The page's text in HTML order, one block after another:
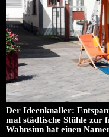
Der Ideenknaller:
mal städtische Stühle zur
Wahnsinn hat einen